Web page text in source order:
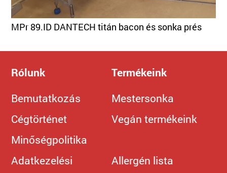
MPr 89.ID DANTECH titán bacon és sonka prés
Rólunk
Bemutatkozás
Cégtörténet
Minőségpolitika
Adatkezelési
Termékeink
Mestersonka
Vegán termékeink
Allergén lista